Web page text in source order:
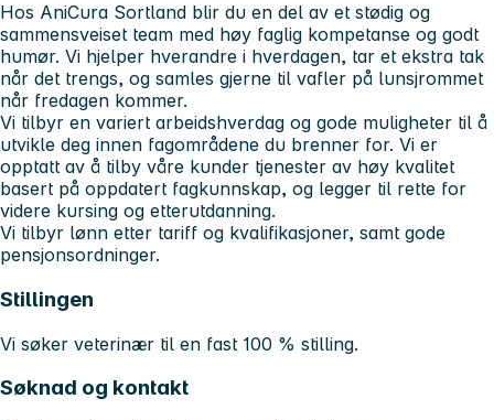
Hos AniCura Sortland blir du en del av et stødig og
sammensveiset team med høy faglig kompetanse og godt
humør. Vi hjelper hverandre i hverdagen, tar et ekstra tak
når det trengs, og samles gjerne til vafler på lunsjrommet
når fredagen kommer.
Vi tilbyr en variert arbeidshverdag og gode muligheter til å
utvikle deg innen fagområdene du brenner for. Vi er
opptatt av å tilby våre kunder tjenester av høy kvalitet
basert på oppdatert fagkunnskap, og legger til rette for
videre kursing og etterutdanning.
Vi tilbyr lønn etter tariff og kvalifikasjoner, samt gode
pensjonsordninger.
Stillingen
Vi søker veterinær til en fast 100 % stilling.
Søknad og kontakt